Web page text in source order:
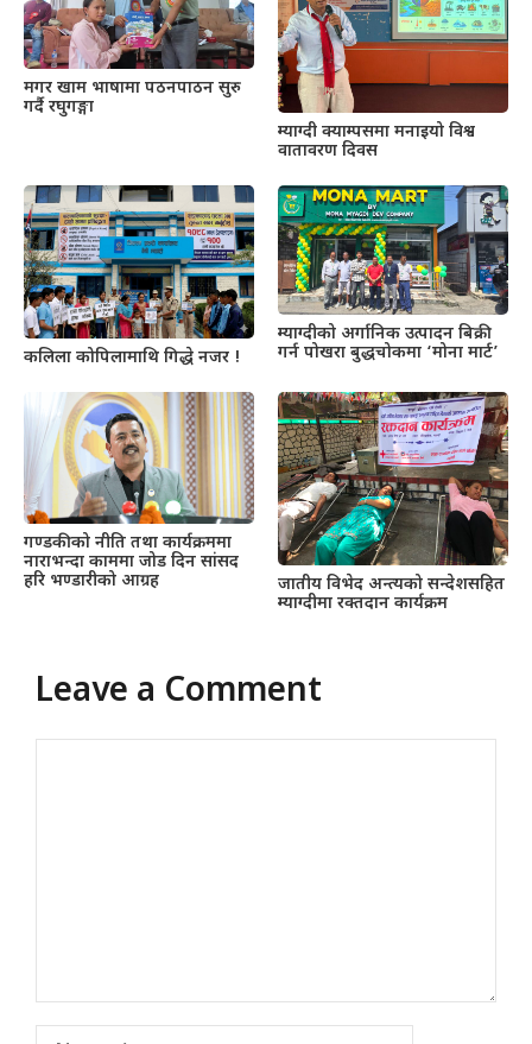
मगर खाम भाषामा पठनपाठन सुरु
गर्दै रघुगङ्गा
म्याग्दी क्याम्पसमा मनाइयो विश्व
वातावरण दिवस
कलिला कोपिलामाथि गिद्धे नजर !
म्याग्दीको अर्गानिक उत्पादन बिक्री
गर्न पोखरा बुद्धचोकमा ‘मोना मार्ट’
गण्डकीको नीति तथा कार्यक्रममा
नाराभन्दा काममा जोड दिन सांसद
हरि भण्डारीको आग्रह
जातीय विभेद अन्त्यको सन्देशसहित
म्याग्दीमा रक्तदान कार्यक्रम
Leave a Comment
Name